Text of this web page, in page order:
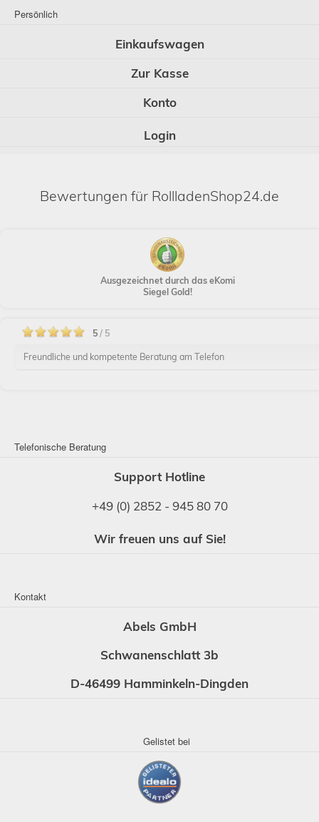
Persönlich
Einkaufswagen
Zur Kasse
Konto
Login
Bewertungen für RollladenShop24.de
Ausgezeichnet durch das eKomi
Siegel Gold!
5/ 5
Freundliche und kompetente Beratung am Telefon
Telefonische Beratung
Support Hotline
+49 (0) 2852 - 945 80 70
Wir freuen uns auf Sie!
Kontakt
Abels GmbH
Schwanenschlatt 3b
D-46499 Hamminkeln-Dingden
Gelistet bei